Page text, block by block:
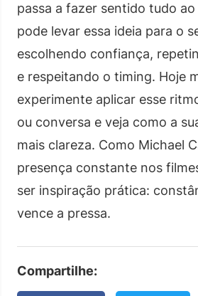
passa a fazer sentido tudo
pode levar essa ideia para o
escolhendo confiança,
e respeitando o timing. Hoje
experimente aplicar esse
ou conversa e veja como a
mais clareza. Como Michael
presença constante nos
ser inspiração prática:
vence a pressa.
Compartilhe: